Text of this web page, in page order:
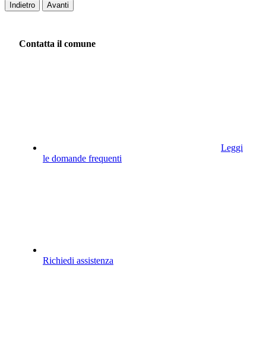
Indietro Avanti
Contatta il comune
Leggi
le domande frequenti
Richiedi assistenza